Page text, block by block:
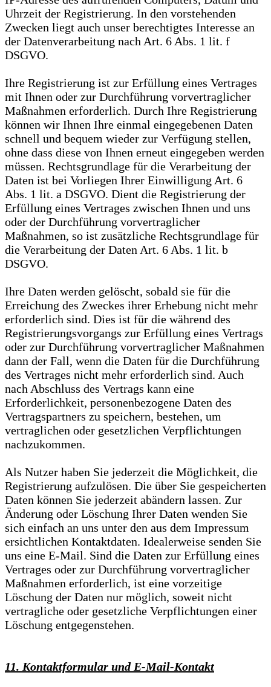
Uhrzeit der Registrierung. In den vorstehenden
Zwecken liegt auch unser berechtigtes Interesse an
der Datenverarbeitung nach Art. 6 Abs. 1 lit. f
DSGVO.
Ihre Registrierung ist zur Erfüllung eines Vertrages
mit Ihnen oder zur Durchführung vorvertraglicher
Maßnahmen erforderlich. Durch Ihre Registrierung
können wir Ihnen Ihre einmal eingegebenen Daten
schnell und bequem wieder zur Verfügung stellen,
ohne dass diese von Ihnen erneut eingegeben werden
müssen. Rechtsgrundlage für die Verarbeitung der
Daten ist bei Vorliegen Ihrer Einwilligung Art. 6
Abs. 1 lit. a DSGVO. Dient die Registrierung der
Erfüllung eines Vertrages zwischen Ihnen und uns
oder der Durchführung vorvertraglicher
Maßnahmen, so ist zusätzliche Rechtsgrundlage für
die Verarbeitung der Daten Art. 6 Abs. 1 lit. b
DSGVO.
Ihre Daten werden gelöscht, sobald sie für die
Erreichung des Zweckes ihrer Erhebung nicht mehr
erforderlich sind. Dies ist für die während des
Registrierungsvorgangs zur Erfüllung eines Vertrags
oder zur Durchführung vorvertraglicher Maßnahmen
dann der Fall, wenn die Daten für die Durchführung
des Vertrages nicht mehr erforderlich sind. Auch
nach Abschluss des Vertrags kann eine
Erforderlichkeit, personenbezogene Daten des
Vertragspartners zu speichern, bestehen, um
vertraglichen oder gesetzlichen Verpflichtungen
nachzukommen.
Als Nutzer haben Sie jederzeit die Möglichkeit, die
Registrierung aufzulösen. Die über Sie gespeicherten
Daten können Sie jederzeit abändern lassen. Zur
Änderung oder Löschung Ihrer Daten wenden Sie
sich einfach an uns unter den aus dem Impressum
ersichtlichen Kontaktdaten. Idealerweise senden Sie
uns eine E-Mail. Sind die Daten zur Erfüllung eines
Vertrages oder zur Durchführung vorvertraglicher
Maßnahmen erforderlich, ist eine vorzeitige
Löschung der Daten nur möglich, soweit nicht
vertragliche oder gesetzliche Verpflichtungen einer
Löschung entgegenstehen.
11. Kontaktformular und E-Mail-Kontakt